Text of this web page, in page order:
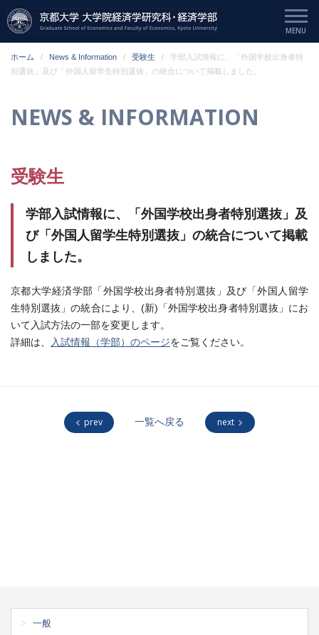
ホーム News & Information 受験生
学部入試情報に、「外国学校出身者特
別選抜」及び「外国人留学生特別選抜」の統合について掲載しました。
NEWS & INFORMATION
受験生
学部入試情報に、「外国学校出身者特別選抜」及
び「外国人留学生特別選抜」の統合について掲載
しました。
京都大学経済学部「外国学校出身者特別選抜」及び「外国人留学
生特別選抜」の統合により、(新)「外国学校出身者特別選抜」にお
いて入試方法の一部を変更します。
詳細は、
入試情報（学部）のページをご覧ください。
prev 一覧へ戻る next
一般